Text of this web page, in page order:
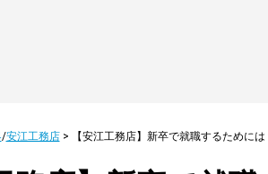
/安江工務店>